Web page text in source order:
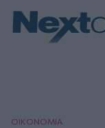
ΟΙΚΟΝΟΜΙΑ